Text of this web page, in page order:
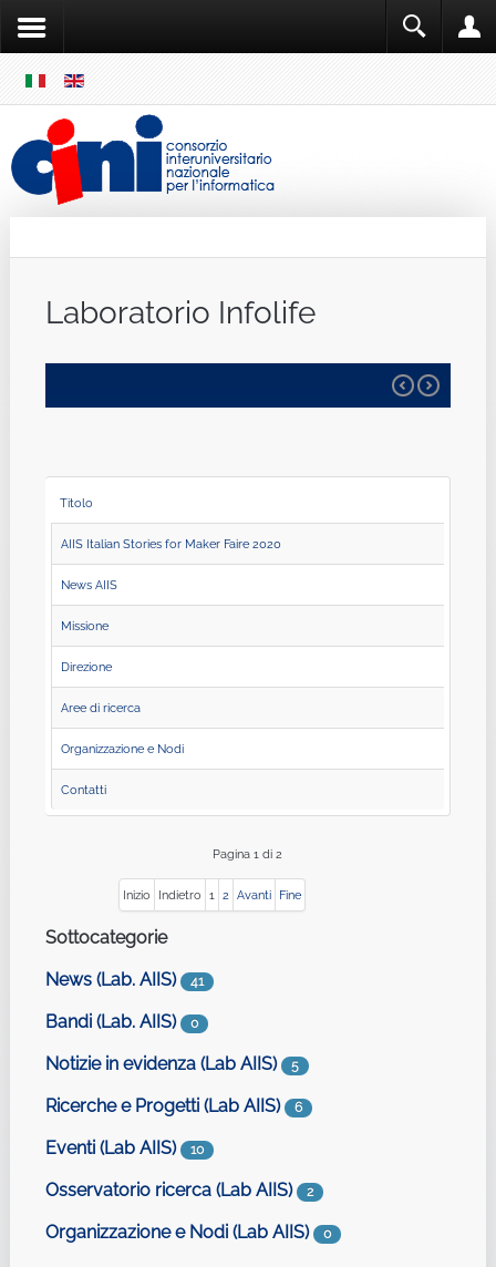
MENU
Laboratorio Infolife
Titolo
AIIS Italian Stories for Maker Faire 2020
News AIIS
Missione
Direzione
Aree di ricerca
Organizzazione e Nodi
Contatti
Pagina 1 di 2
Inizio Indietro 1 2 Avanti Fine
Sottocategorie
News (Lab. AIIS)
41
Bandi (Lab. AIIS) 0
Notizie in evidenza (Lab AIIS) 5
Ricerche e Progetti (Lab AIIS) 6
Eventi (Lab AIIS) 10
Osservatorio ricerca (Lab AIIS) 2
Organizzazione e Nodi (Lab AIIS) 0